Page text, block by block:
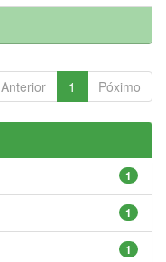
Anterior 1 Póximo
1
1
1